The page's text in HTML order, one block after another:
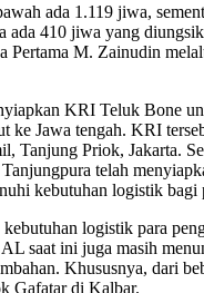
ada 1.119 jiwa,
410 jiwa yang
Pertama M. Zainudin
KRI Teluk Bone
ke Jawa tengah. KRI
Tanjung Priok, Jakarta.
telah
kebutuhan logistik bagi
logistik para
saat ini juga masih
Khususnya, dari
Gafatar di Kalbar.